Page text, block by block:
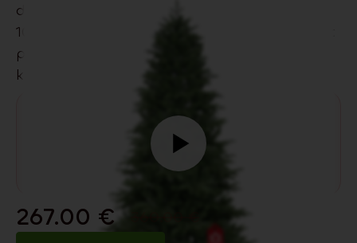
drobne, ploske iglice in prefinjen videz in
100‑odstotnimi 3D PE iglicami, ki so skoraj kot
prave. Odlično se poda tako modernim kot
klasičnim interierjem.
267.00 €